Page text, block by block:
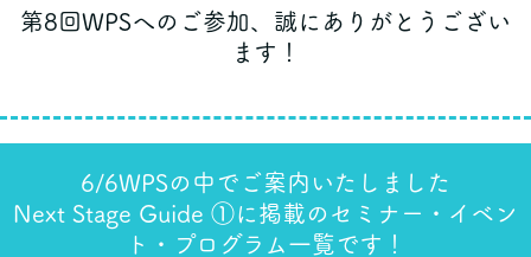
第8回WPSへのご参加、誠にありがとうござい
ます！
6/6WPSの中でご案内いたしました
Next Stage Guide ①に掲載のセミナー・イベン
ト・プログラム一覧です！